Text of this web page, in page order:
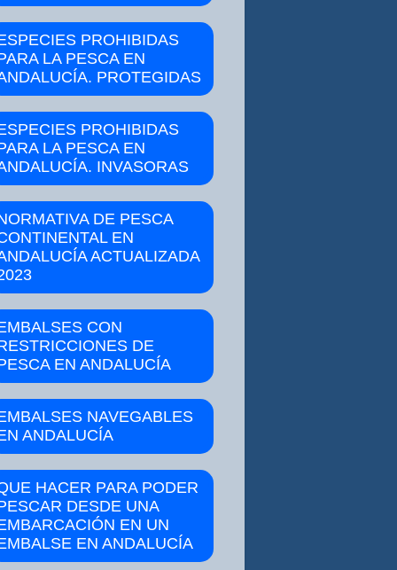
PROHIBIDAS
LA PESCA EN
PROTEGIDAS
PROHIBIDAS
LA PESCA EN
INVASORAS
DE PESCA
EN
ACTUALIZADA
CON
DE
EN ANDALUCÍA
NAVEGABLES
ANDALUCÍA
HACER PARA PODER
DESDE UNA
EN UN
EN ANDALUCÍA